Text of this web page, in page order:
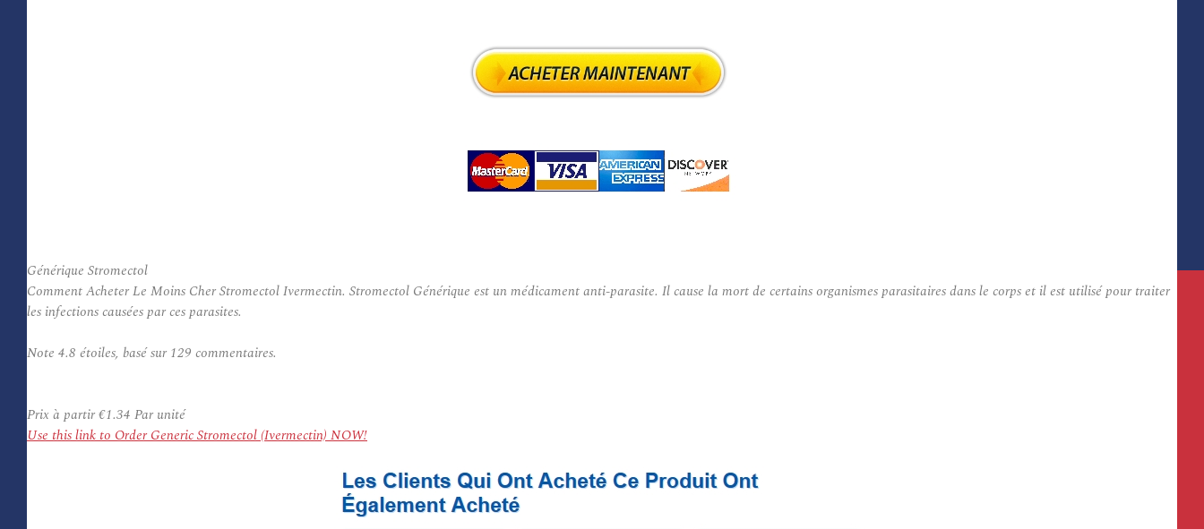
Générique Stromectol
Comment Acheter Le Moins Cher Stromectol Ivermectin. Stromectol Générique est un médicament anti-parasite. Il cause la mort de certains organismes parasitaires dans le corps et il est utilisé pour traiter
les infections causées par ces parasites.
Note 4.8 étoiles, basé sur 129 commentaires.
Prix à partir€1.34 Par unité
Use this link to Order Generic Stromectol (Ivermectin) NOW!